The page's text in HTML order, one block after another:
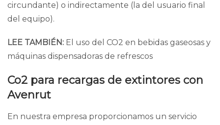
circundante) o indirectamente (la del usuario final
del equipo).
LEE TAMBIÉN: El uso del CO2 en bebidas gaseosas y
máquinas dispensadoras de refrescos
Co2 para recargas de extintores con
Avenrut
En nuestra empresa proporcionamos un servicio